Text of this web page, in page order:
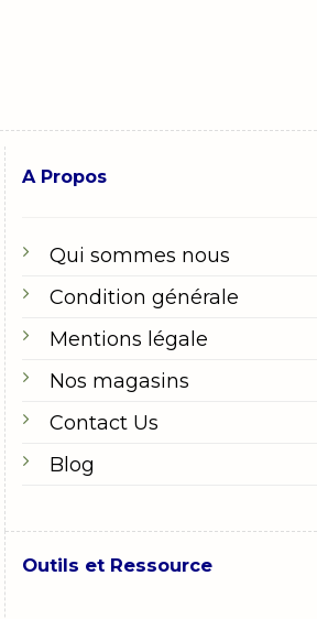
A Propos
Qui sommes nous
Condition générale
Mentions légale
Nos magasins
Contact Us
Blog
Outils et Ressource